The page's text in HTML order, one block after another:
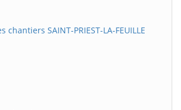
chantiers SAINT-PRIEST-LA-FEUILLE